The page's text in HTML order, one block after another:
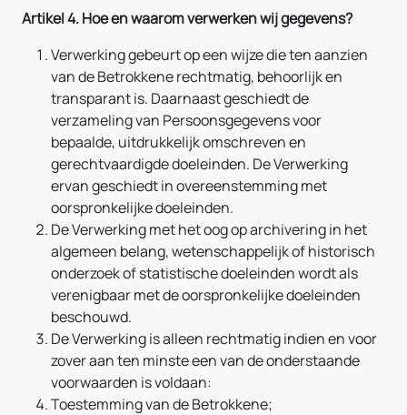
Artikel 4. Hoe en waarom verwerken wij gegevens?
Verwerking gebeurt op een wijze die ten aanzien
van de Betrokkene rechtmatig, behoorlijk en
transparant is. Daarnaast geschiedt de
verzameling van Persoonsgegevens voor
bepaalde, uitdrukkelijk omschreven en
gerechtvaardigde doeleinden. De Verwerking
ervan geschiedt in overeenstemming met
oorspronkelijke doeleinden.
De Verwerking met het oog op archivering in het
algemeen belang, wetenschappelijk of historisch
onderzoek of statistische doeleinden wordt als
verenigbaar met de oorspronkelijke doeleinden
beschouwd.
De Verwerking is alleen rechtmatig indien en voor
zover aan ten minste een van de onderstaande
voorwaarden is voldaan:
Toestemming van de Betrokkene;